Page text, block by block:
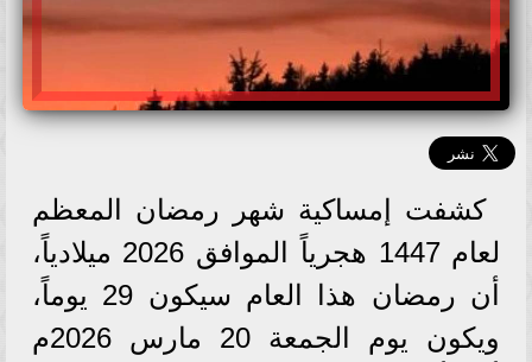
كشفت إمساكية شهر رمضان المعظم
لعام 1447 هجرياً الموافق 2026 ميلادياً،
أن رمضان هذا العام سيكون 29 يوماً،
ويكون يوم الجمعة 20 مارس 2026م